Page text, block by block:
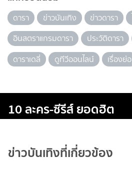
ดารา ข่าวบันเทิง ข่าวดารา
อินสตราแกรมดารา
ประวัติดารา
ดาราเดลี่
ดูทีวีออนไลน์ เรื่องย่อ
10 ละคร-ซีรีส์ ยอดฮิต
ข่าวบันเทิงที่เกี่ยวข้อง